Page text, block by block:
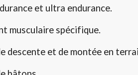
et ultra endurance.
musculaire spécifique.
descente et de montée en